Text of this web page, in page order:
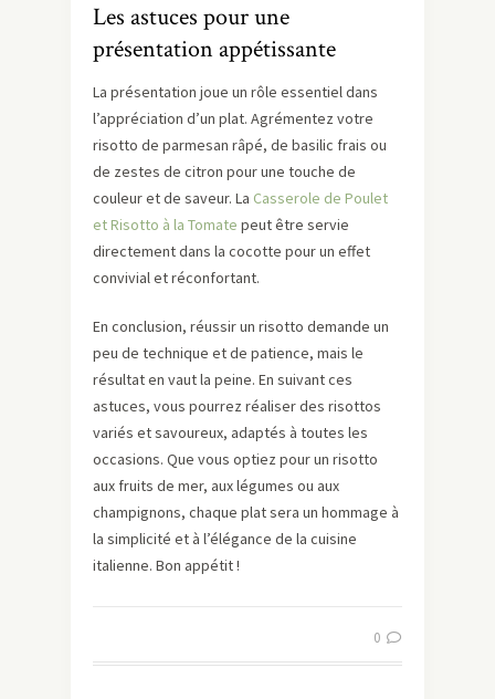
Les astuces pour une
présentation appétissante
La présentation joue un rôle essentiel dans
l’appréciation d’un plat. Agrémentez votre
risotto de parmesan râpé, de basilic frais ou
de zestes de citron pour une touche de
couleur et de saveur. La Casserole de Poulet
et Risotto à la Tomate peut être servie
directement dans la cocotte pour un effet
convivial et réconfortant.
En conclusion, réussir un risotto demande un
peu de technique et de patience, mais le
résultat en vaut la peine. En suivant ces
astuces, vous pourrez réaliser des risottos
variés et savoureux, adaptés à toutes les
occasions. Que vous optiez pour un risotto
aux fruits de mer, aux légumes ou aux
champignons, chaque plat sera un hommage à
la simplicité et à l’élégance de la cuisine
italienne. Bon appétit !
0